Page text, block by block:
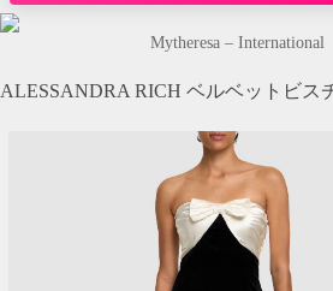
Mytheresa – International
ALESSANDRA RICH ベルベットビス